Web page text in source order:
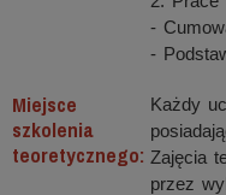
-
-
Miejsce
szkolenia
teoretycznego:
Każdy
Zajęcia
przez